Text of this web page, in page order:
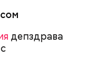
депздрава
старости и